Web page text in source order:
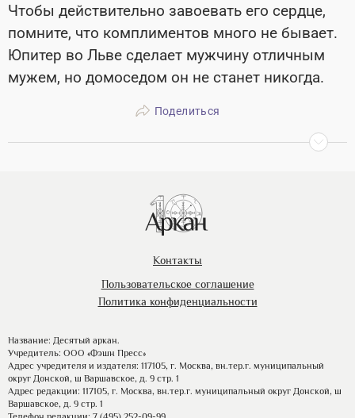
Чтобы действительно завоевать его сердце,
помните, что комплиментов много не бывает.
Юпитер во Льве сделает мужчину отличным
мужем, но домоседом он не станет никогда.
Поделиться
Контакты
Пользовательское соглашение
Политика конфиденциальности
Название: Десятый аркан.
Учредитель: ООО «Фэшн Пресс»
Адрес учредителя и издателя: 117105, г. Москва, вн.тер.г. муниципальный
округ Донской, ш Варшавское, д. 9 стр. 1
Адрес редакции: 117105, г. Москва, вн.тер.г. муниципальный округ Донской, ш
Варшавское, д. 9 стр. 1